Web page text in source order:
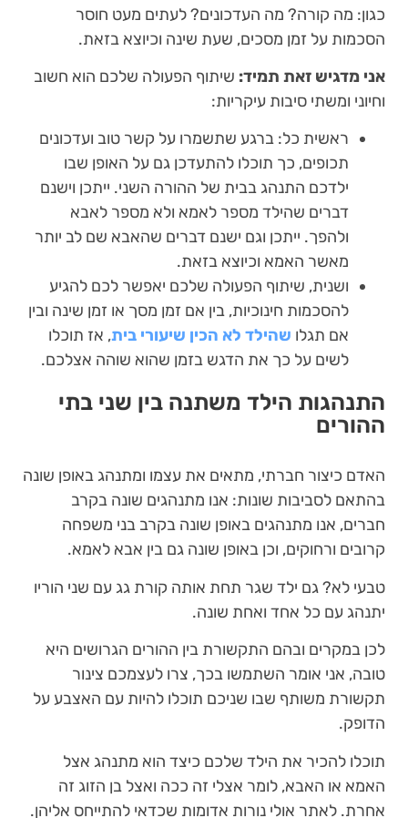
כגון: מה קורה? מה העדכונים? לעתים מעט חוסר
הסכמות על זמן מסכים, שעת שינה וכיוצא בזאת.
אני מדגיש זאת תמיד: שיתוף הפעולה שלכם הוא חשוב
וחיוני ומשתי סיבות עיקריות:
ראשית כל: ברגע שתשמרו על קשר טוב ועדכונים
תכופים, כך תוכלו להתעדכן גם על האופן שבו
ילדכם התנהג בבית של ההורה השני. ייתכן וישנם
דברים שהילד מספר לאמא ולא מספר לאבא
ולהפך. ייתכן וגם ישנם דברים שהאבא שם לב יותר
מאשר האמא וכיוצא בזאת.
ושנית, שיתוף הפעולה שלכם יאפשר לכם להגיע
להסכמות חינוכיות, בין אם זמן מסך או זמן שינה ובין
אם תגלו שהילד לא הכין שיעורי בית, אז תוכלו
לשים על כך את הדגש בזמן שהוא שוהה אצלכם.
התנהגות הילד משתנה בין שני בתי
ההורים
האדם כיצור חברתי, מתאים את עצמו ומתנהג באופן שונה
בהתאם לסביבות שונות: אנו מתנהגים שונה בקרב
חברים, אנו מתנהגים באופן שונה בקרב בני משפחה
קרובים ורחוקים, וכן באופן שונה גם בין אבא לאמא.
טבעי לא? גם ילד שגר תחת אותה קורת גג עם שני הוריו
יתנהג עם כל אחד ואחת שונה.
לכן במקרים ובהם התקשורת בין ההורים הגרושים היא
טובה, אני אומר השתמשו בכך, צרו לעצמכם צינור
תקשורת משותף שבו שניכם תוכלו להיות עם האצבע על
הדופק.
תוכלו להכיר את הילד שלכם כיצד הוא מתנהג אצל
האמא או האבא, לומר אצלי זה ככה ואצל בן הזוג זה
אחרת. לאתר אולי נורות אדומות שכדאי להתייחס אליהן.